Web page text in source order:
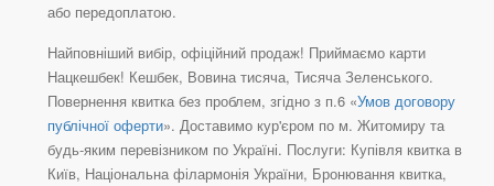
або передоплатою.
Найповніший вибір, офіційний продаж! Приймаємо карти
Нацкешбек! Кешбек, Вовина тисяча, Тисяча Зеленського.
Повернення квитка без проблем, згідно з п.6 «Умов договору
публічної оферти». Доставимо кур'єром по м. Житомиру та
будь-яким перевізником по Україні. Послуги: Купівля квитка в
Київ, Національна філармонія України, Бронювання квитка,